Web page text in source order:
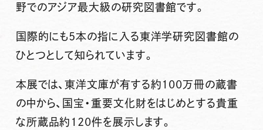
野でのアジア最大級の研究図書館です。
国際的にも5本の指に入る東洋学研究図書館の
ひとつとして知られています。
本展では、東洋文庫が有する約100万冊の蔵書
の中から、国宝・重要文化財をはじめとする貴重
な所蔵品約120件を展示します。